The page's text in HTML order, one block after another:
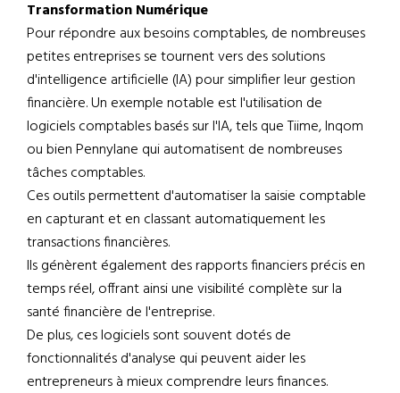
Transformation Numérique
Pour répondre aux besoins comptables, de nombreuses
petites entreprises se tournent vers des solutions
d'intelligence artificielle (IA) pour simplifier leur gestion
financière. Un exemple notable est l'utilisation de
logiciels comptables basés sur l'IA, tels que Tiime, Inqom
ou bien Pennylane qui automatisent de nombreuses
tâches comptables.
Ces outils permettent d'automatiser la saisie comptable
en capturant et en classant automatiquement les
transactions financières.
Ils génèrent également des rapports financiers précis en
temps réel, offrant ainsi une visibilité complète sur la
santé financière de l'entreprise.
De plus, ces logiciels sont souvent dotés de
fonctionnalités d'analyse qui peuvent aider les
entrepreneurs à mieux comprendre leurs finances.